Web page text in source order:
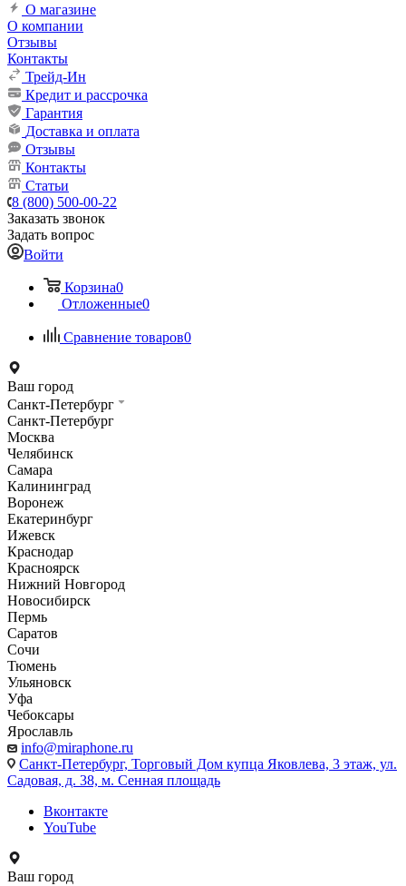
О магазине
О компании
Отзывы
Контакты
Трейд-Ин
Кредит и рассрочка
Гарантия
Доставка и оплата
Отзывы
Контакты
Статьи
8 (800) 500-00-22
Заказать звонок
Задать вопрос
Войти
Корзина0
Отложенные0
Сравнение товаров0
Ваш город
Санкт-Петербург
Санкт-Петербург
Москва
Челябинск
Самара
Калининград
Воронеж
Екатеринбург
Ижевск
Краснодар
Красноярск
Нижний Новгород
Новосибирск
Пермь
Саратов
Сочи
Тюмень
Ульяновск
Уфа
Чебоксары
Ярославль
info@miraphone.ru
Санкт-Петербург, Торговый Дом купца Яковлева, 3 этаж, ул.
Садовая, д. 38, м. Сенная площадь
Вконтакте
YouTube
Ваш город